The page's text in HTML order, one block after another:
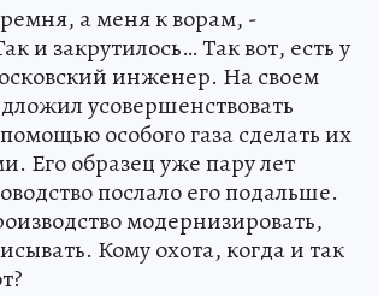
а меня к ворам, -
и закрутилось… Так вот, есть у
инженер. На своем
усовершенствовать
особого газа сделать их
Его образец уже пару лет
послало его подальше.
модернизировать,
Кому охота, когда и так